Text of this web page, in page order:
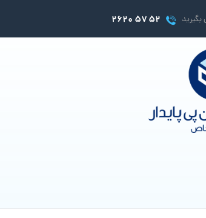
بگیرید ۵۲ ۵۷ ۲۶۲۰